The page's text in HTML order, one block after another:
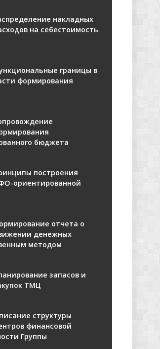
накладных
на себестоимость
границы в
формирования
бюджета
построения
ориентированной
отчета о
денежных
методом
запасов и
ТМЦ
структуры
финансовой
Группы